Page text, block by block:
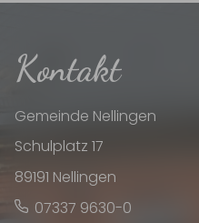
Kontakt
Gemeinde Nellingen
Schulplatz 17
89191 Nellingen
07337 9630-0